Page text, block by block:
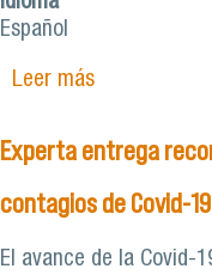
Español
Leer mássobre Más
Experta entrega
contagios de Covid-
El avance de la Covid-